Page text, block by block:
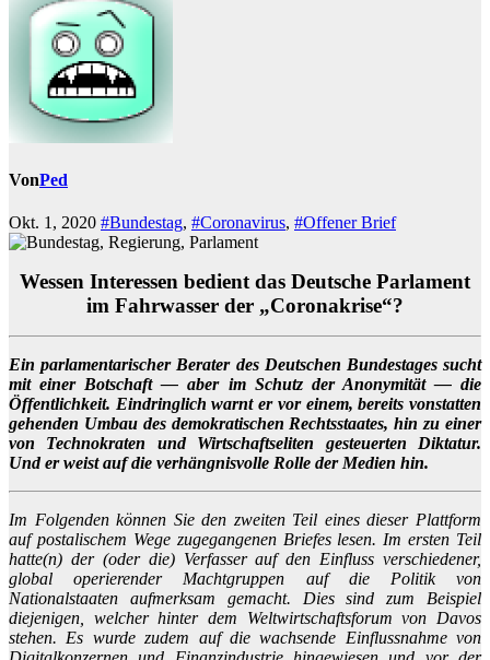
VonPed
Okt. 1, 2020 #Bundestag, #Coronavirus, #Offener Brief
Wessen Interessen bedient das Deutsche Parlament
im Fahrwasser der „Coronakrise“?
Ein parlamentarischer Berater des Deutschen Bundestages sucht
mit einer Botschaft — aber im Schutz der Anonymität — die
Öffentlichkeit. Eindringlich warnt er vor einem, bereits vonstatten
gehenden Umbau des demokratischen Rechtsstaates, hin zu einer
von Technokraten und Wirtschaftseliten gesteuerten Diktatur.
Und er weist auf die verhängnisvolle Rolle der Medien hin.
Im Folgenden können Sie den zweiten Teil eines dieser Plattform
auf postalischem Wege zugegangenen Briefes lesen. Im ersten Teil
hatte(n) der (oder die) Verfasser auf den Einfluss verschiedener,
global operierender Machtgruppen auf die Politik von
Nationalstaaten aufmerksam gemacht. Dies sind zum Beispiel
diejenigen, welcher hinter dem Weltwirtschaftsforum von Davos
stehen. Es wurde zudem auf die wachsende Einflussnahme von